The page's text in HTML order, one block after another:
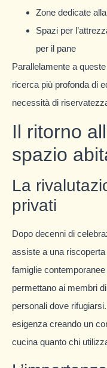
Zone dedicate
Spazi per
per il pane
Parallelamente a
ricerca più profonda di
necessità di
Il ritorno
spazio
La
privati
Dopo decenni di
assiste a una
famiglie
permettano ai membri
personali dove
esigenza creando un
cucina quanto chi